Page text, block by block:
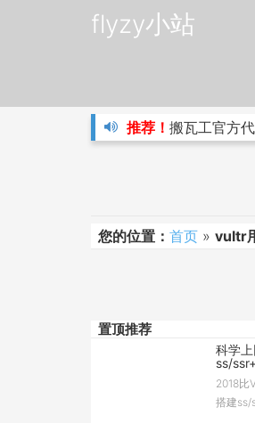
flyzy小站
推荐！ 搬瓦工官方代
您的位置： 首页 » vultr
置顶推荐
科学
ss/
2018比
搭建ss/